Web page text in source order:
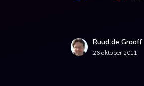
Ruud de Graaff
26 oktober 2011